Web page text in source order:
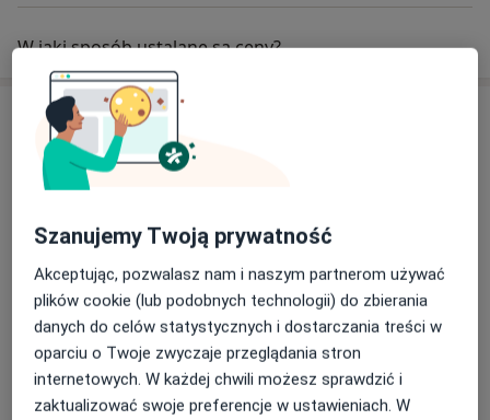
W jaki sposób ustalane są ceny?
Specjaliści
Wszystkie
lek. Arkadiusz Brodowski
Internista, Pulmonolog
1144 opinie
Popularny
Umów
Szanujemy Twoją prywatność
Akceptując, pozwalasz nam i naszym partnerom używać
plików cookie (lub podobnych technologii) do zbierania
danych do celów statystycznych i dostarczania treści w
oparciu o Twoje zwyczaje przeglądania stron
internetowych. W każdej chwili możesz sprawdzić i
zaktualizować swoje preferencje w ustawieniach. W